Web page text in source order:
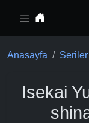
Anasayfa Seriler
Isekai